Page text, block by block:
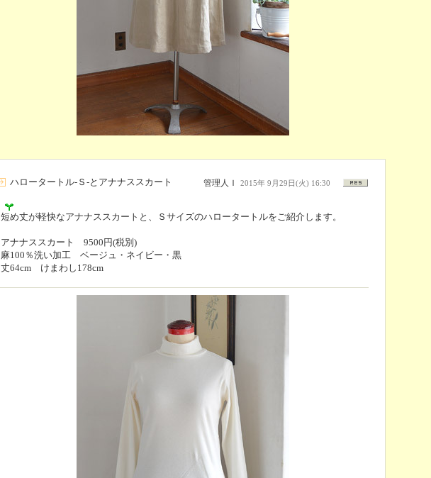
ハロータートル-Ｓ-とアナナススカート 管理人Ｉ 2015年 9月29日(火) 16:30
短め丈が軽快なアナナススカートと、Ｓサイズのハロータートルをご紹介します。
アナナススカート 9500円(税別)
麻100％洗い加工 ベージュ・ネイビー・黒
丈64cm けまわし178cm